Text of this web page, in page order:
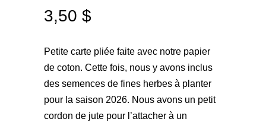
3,50 $
Petite carte pliée faite avec notre papier
de coton. Cette fois, nous y avons inclus
des semences de fines herbes à planter
pour la saison 2026. Nous avons un petit
cordon de jute pour l’attacher à un